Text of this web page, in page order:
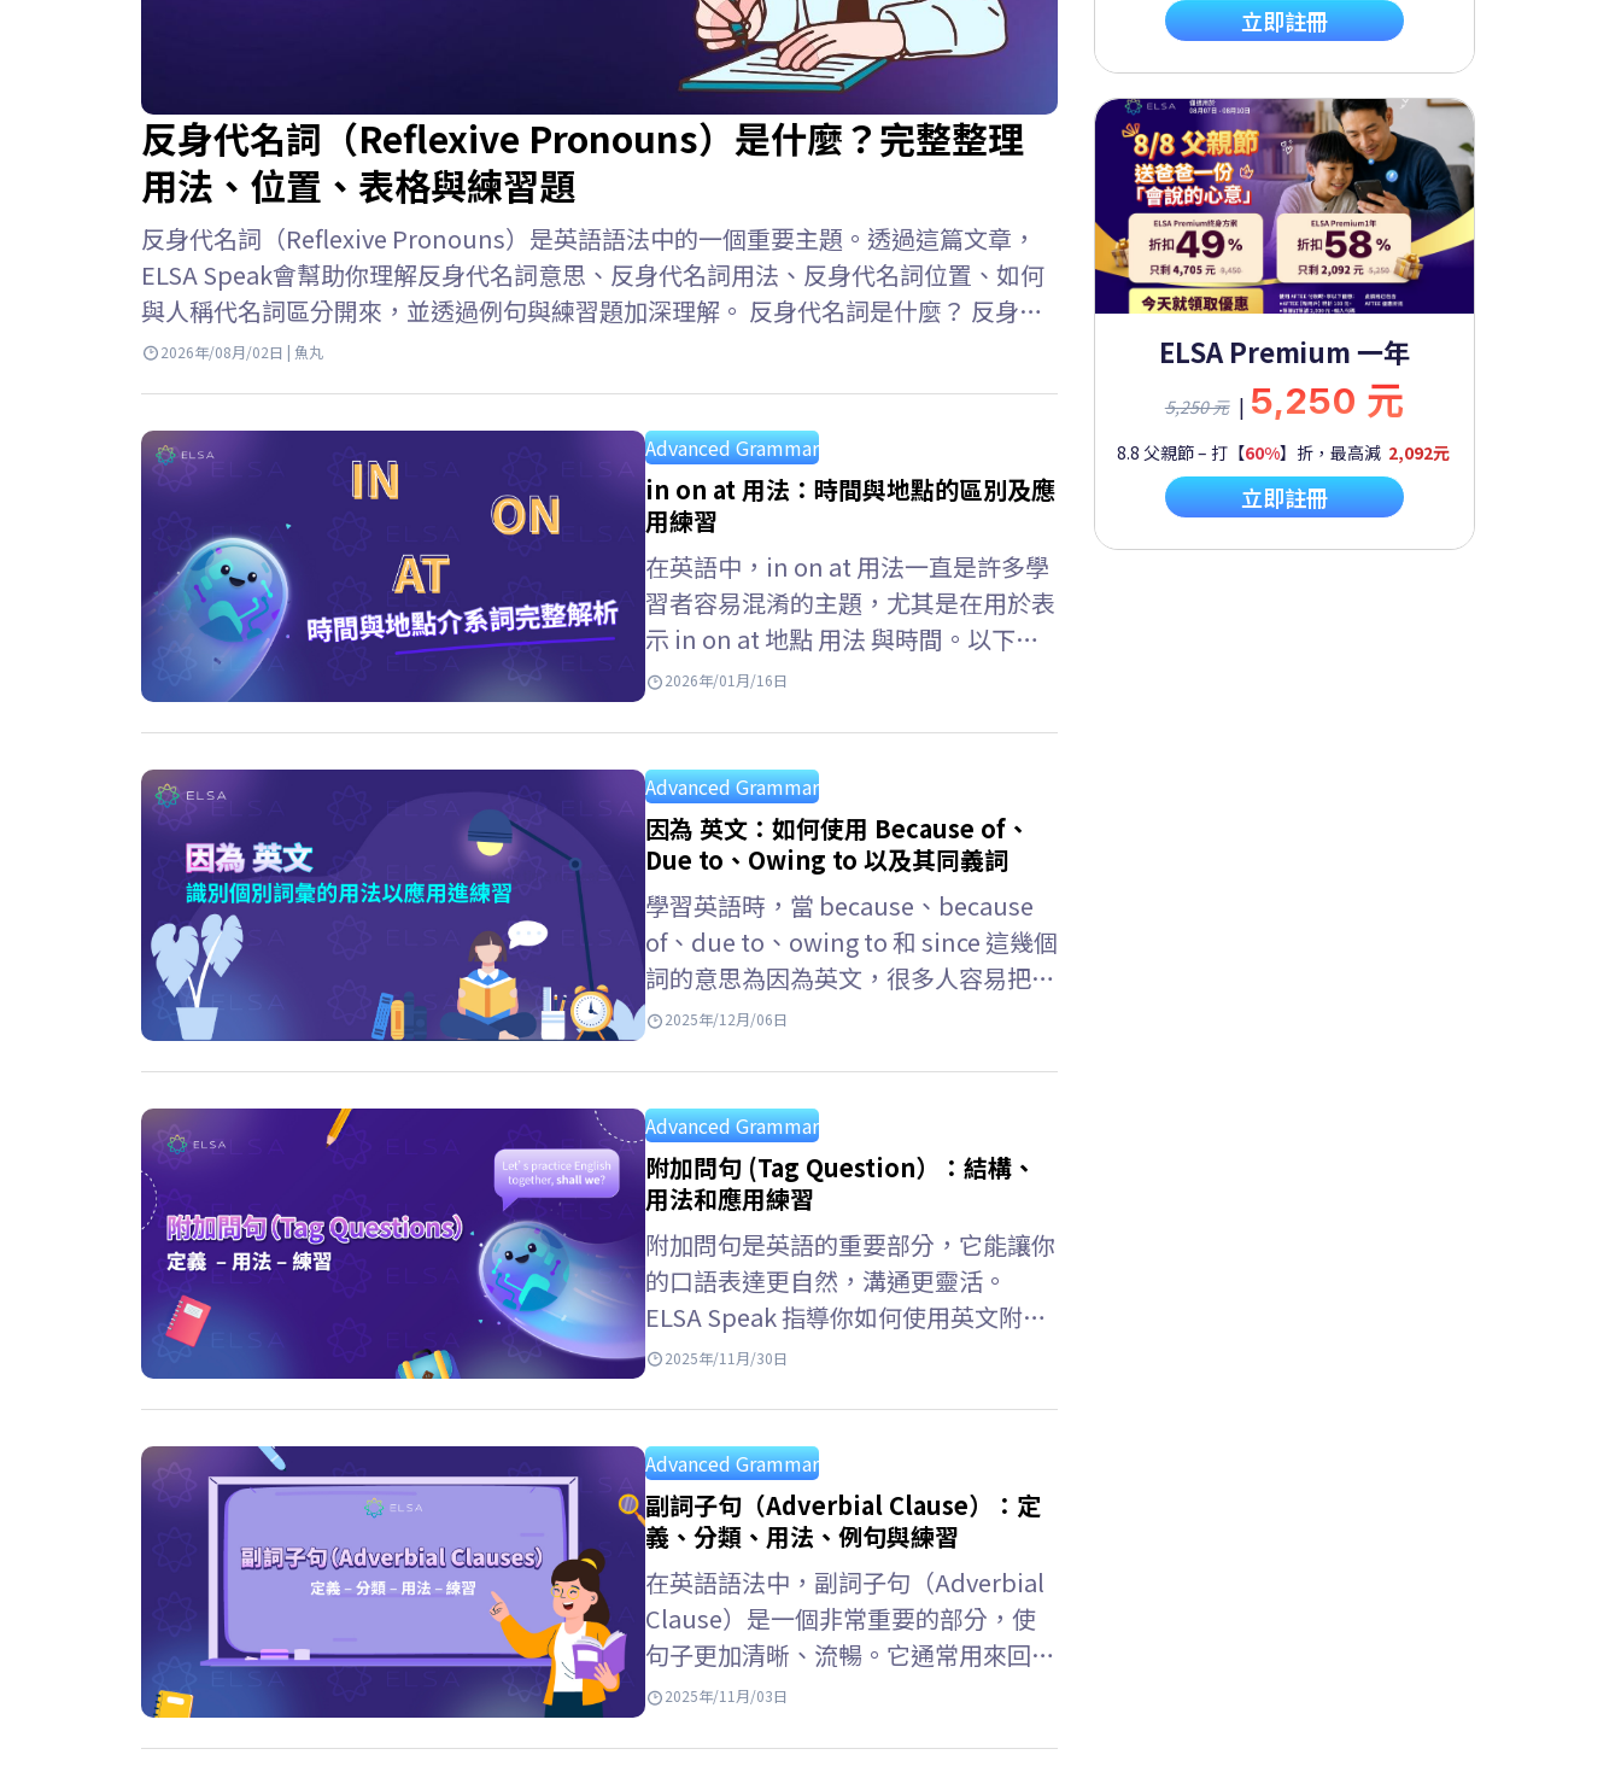
反身代名詞（Reflexive Pronouns）是什麼？完整整理
用法、位置、表格與練習題
反身代名詞（Reflexive Pronouns）是英語語法中的一個重要主題。透過這篇文章，
ELSA Speak會幫助你理解反身代名詞意思、反身代名詞用法、反身代名詞位置、如何
與人稱代名詞區分開來，並透過例句與練習題加深理解。 反身代名詞是什麼？ 反身代
名詞的意思 反身代名詞 英文 (Reflexive Pronouns) 是指句子中的主詞和受詞指涉同一
2026年/08月/02日 | 魚丸
Advanced Grammar
in on at 用法：時間與地點的區別及應
用練習
在英語中，in on at 用法一直是許多學
習者容易混淆的主題，尤其是在用於表
示 in on at 地點 用法 與時間。以下文
章將幫助你全面掌握英語中in…
2026年/01月/16日
Advanced Grammar
因為 英文：如何使用 Because of、
Due to、Owing to 以及其同義詞
學習英語時，當 because、because
of、due to、owing to 和 since 這幾個
詞的意思為因為英文，很多人容易把它
們混淆 。雖然，意思相同，但每個結
2025年/12月/06日
Advanced Grammar
附加問句 (Tag Question）：結構、
用法和應用練習
附加問句是英語的重要部分，它能讓你
的口語表達更自然，溝通更靈活。
ELSA Speak 指導你如何使用英文附加
問句，例如與 let’s、let us、had
題。 Key…
2025年/11月/30日
Advanced Grammar
副詞子句（Adverbial Clause）：定
義、分類、用法、例句與練習
在英語語法中，副詞子句（Adverbial
Clause）是一個非常重要的部分，使
句子更加清晰、流暢。它通常用來回答
「when（何時）、where（在哪
2025年/11月/03日
立即註冊
ELSA Premium 一年
5,250 元 | 5,250 元
8.8 父親節 – 打【60%】折，最高減 2,092元
立即註冊